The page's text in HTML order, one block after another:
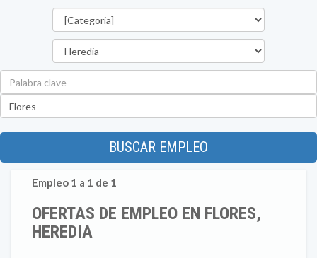
BUSCAR EMPLEO
Empleo 1 a 1 de 1
OFERTAS DE EMPLEO EN FLORES,
HEREDIA